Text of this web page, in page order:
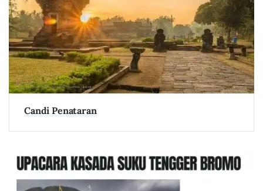
Candi Penataran